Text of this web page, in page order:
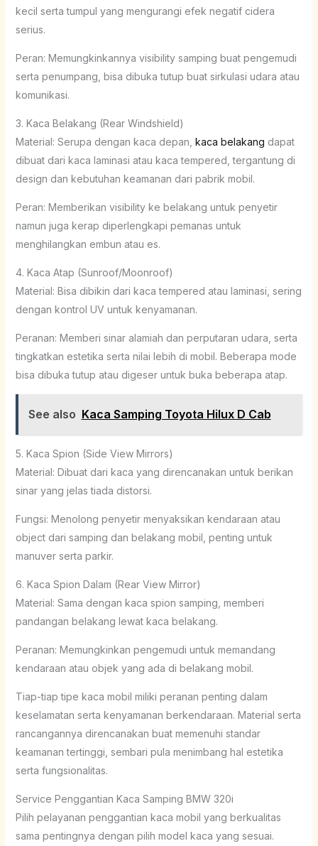
kecil serta tumpul yang mengurangi efek negatif cidera
serius.
Peran: Memungkinkannya visibility samping buat pengemudi
serta penumpang, bisa dibuka tutup buat sirkulasi udara atau
komunikasi.
3. Kaca Belakang (Rear Windshield)
Material: Serupa dengan kaca depan, kaca belakang dapat
dibuat dari kaca laminasi atau kaca tempered, tergantung di
design dan kebutuhan keamanan dari pabrik mobil.
Peran: Memberikan visibility ke belakang untuk penyetir
namun juga kerap diperlengkapi pemanas untuk
menghilangkan embun atau es.
4. Kaca Atap (Sunroof/Moonroof)
Material: Bisa dibikin dari kaca tempered atau laminasi, sering
dengan kontrol UV untuk kenyamanan.
Peranan: Memberi sinar alamiah dan perputaran udara, serta
tingkatkan estetika serta nilai lebih di mobil. Beberapa mode
bisa dibuka tutup atau digeser untuk buka beberapa atap.
See also Kaca Samping Toyota Hilux D Cab
5. Kaca Spion (Side View Mirrors)
Material: Dibuat dari kaca yang direncanakan untuk berikan
sinar yang jelas tiada distorsi.
Fungsi: Menolong penyetir menyaksikan kendaraan atau
object dari samping dan belakang mobil, penting untuk
manuver serta parkir.
6. Kaca Spion Dalam (Rear View Mirror)
Material: Sama dengan kaca spion samping, memberi
pandangan belakang lewat kaca belakang.
Peranan: Memungkinkan pengemudi untuk memandang
kendaraan atau objek yang ada di belakang mobil.
Tiap-tiap tipe kaca mobil miliki peranan penting dalam
keselamatan serta kenyamanan berkendaraan. Material serta
rancangannya direncanakan buat memenuhi standar
keamanan tertinggi, sembari pula menimbang hal estetika
serta fungsionalitas.
Service Penggantian Kaca Samping BMW 320i
Pilih pelayanan penggantian kaca mobil yang berkualitas
sama pentingnya dengan pilih model kaca yang sesuai.